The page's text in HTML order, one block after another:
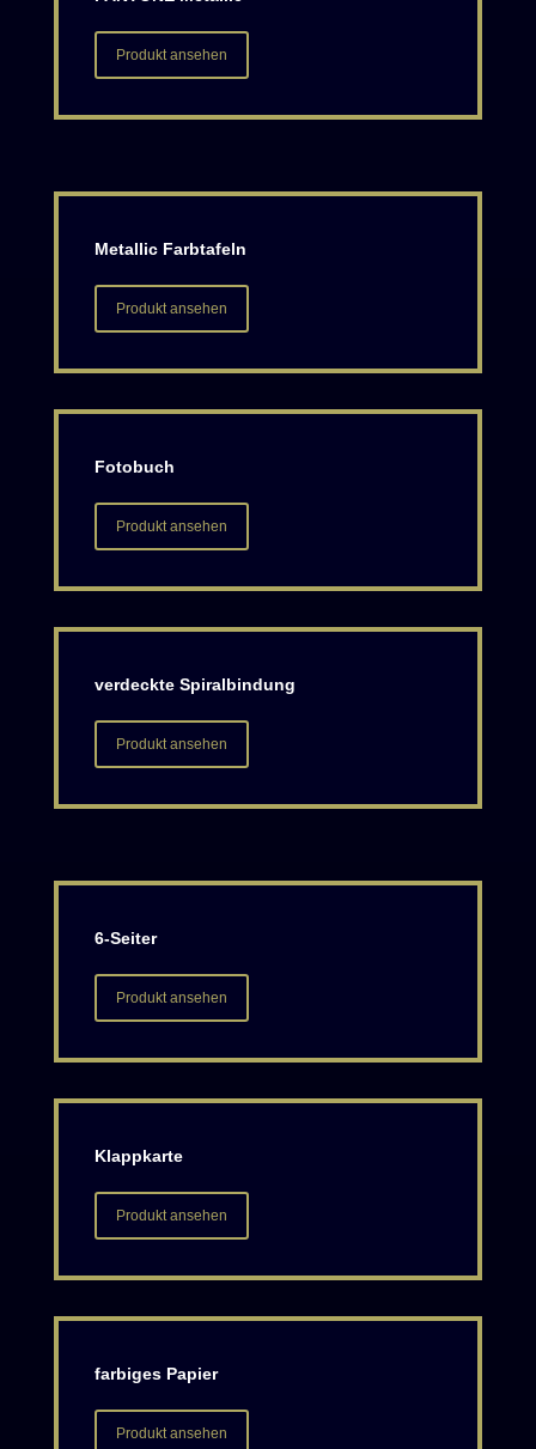
Produkt ansehen
Metallic Farbtafeln
Produkt ansehen
Fotobuch
Produkt ansehen
verdeckte Spiralbindung
Produkt ansehen
6-Seiter
Produkt ansehen
Klappkarte
Produkt ansehen
farbiges Papier
Produkt ansehen